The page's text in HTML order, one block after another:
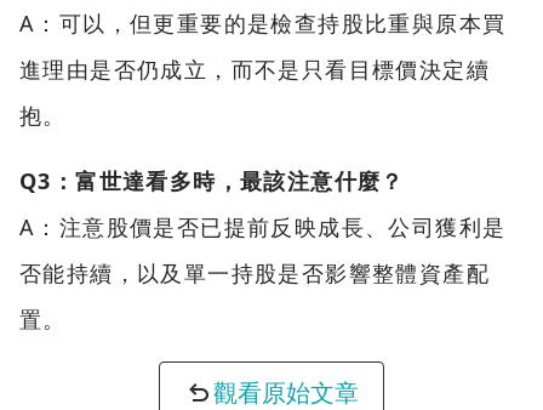
A：可以，但更重要的是檢查持股比重與原本買
進理由是否仍成立，而不是只看目標價決定續
抱。
Q3：富世達看多時，最該注意什麼？
A：注意股價是否已提前反映成長、公司獲利是
否能持續，以及單一持股是否影響整體資產配
置。
觀看原始文章